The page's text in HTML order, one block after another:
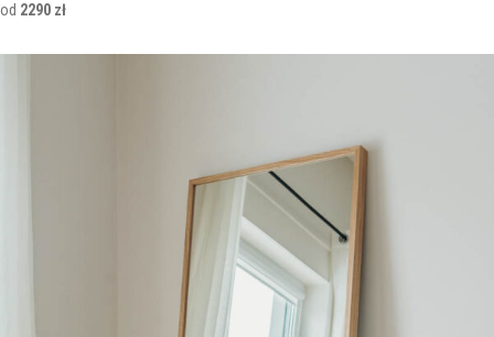
od 2290 zł